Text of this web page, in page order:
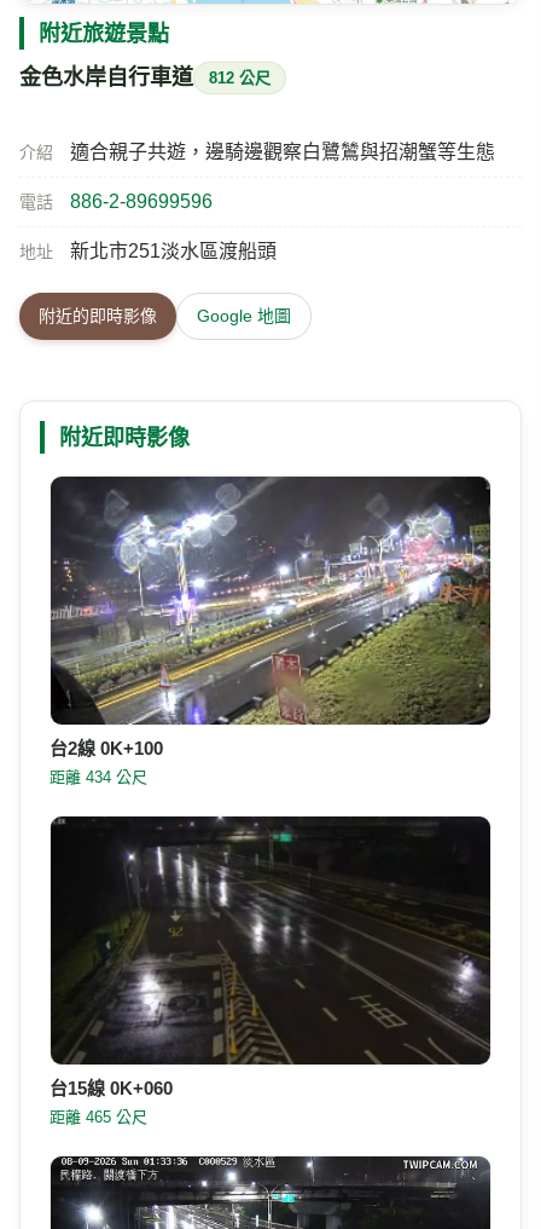
附近旅遊景點
金色水岸自行車道 812 公尺
介紹 適合親子共遊，邊騎邊觀察白鷺鷥與招潮蟹等生態
電話 886-2-89699596
地址 新北市251淡水區渡船頭
附近的即時影像 Google 地圖
附近即時影像
台2線 0K+100
距離 434 公尺
台15線 0K+060
距離 465 公尺